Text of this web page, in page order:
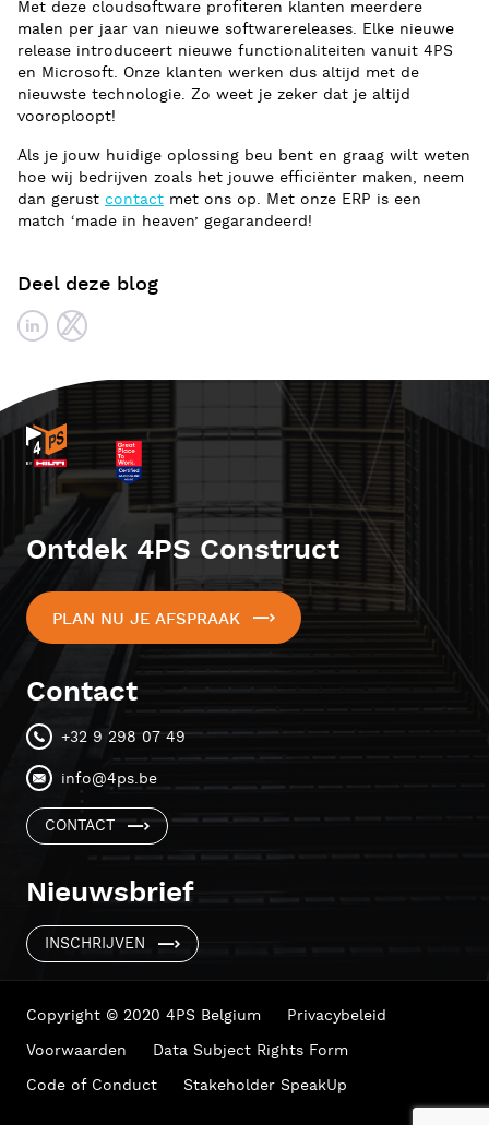
Met deze cloudsoftware profiteren klanten meerdere
malen per jaar van nieuwe softwarereleases. Elke nieuwe
release introduceert nieuwe functionaliteiten vanuit 4PS
en Microsoft. Onze klanten werken dus altijd met de
nieuwste technologie. Zo weet je zeker dat je altijd
vooroploopt!
Als je jouw huidige oplossing beu bent en graag wilt weten
hoe wij bedrijven zoals het jouwe efficiënter maken, neem
dan gerust contact met ons op. Met onze ERP is een
match ‘made in heaven’ gegarandeerd!
Deel deze blog
Ontdek 4PS Construct
PLAN NU JE AFSPRAAK
Contact
+32 9 298 07 49
info@4ps.be
CONTACT
Nieuwsbrief
INSCHRIJVEN
Copyright © 2020 4PS Belgium
Privacybeleid
Voorwaarden
Data Subject Rights Form
Code of Conduct
Stakeholder SpeakUp